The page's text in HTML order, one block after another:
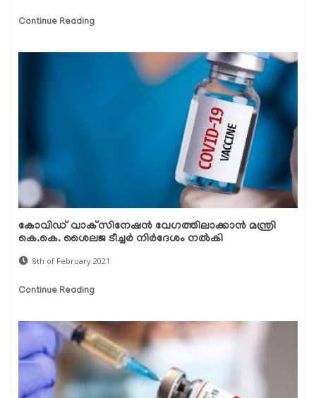
Continue Reading
കോവിഡ് വാക്‌സിനേഷന്‍ വേഗത്തിലാക്കാന്‍ മന്ത്രി
കെ.കെ. ശൈലജ ടീച്ചര്‍ നിര്‍ദേശം നല്‍കി
8th of February 2021
Continue Reading